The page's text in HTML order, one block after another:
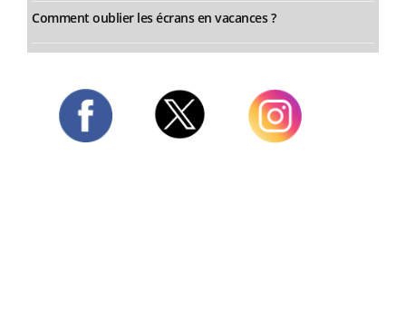
Comment oublier les écrans en vacances ?